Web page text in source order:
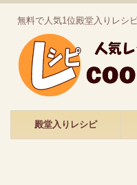
無料で人気1位殿堂入りレシ
殿堂入りレシピ